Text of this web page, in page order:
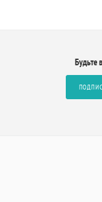
Будьте